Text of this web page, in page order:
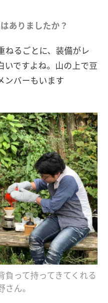
ありましたか？
ねるごとに、装備がレ
いですよね。山の上で豆
ンバーもいます
って持ってきてくれる
ん。